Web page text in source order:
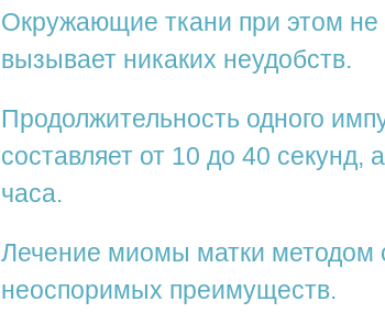
Окружающие ткани при этом
вызывает никаких неудобств.
Продолжительность одного
составляет от 10 до 40
часа.
Лечение миомы матки методом
неоспоримых преимуществ.